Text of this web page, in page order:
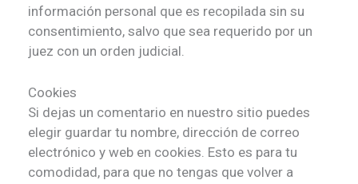
información personal que es recopilada sin su
consentimiento, salvo que sea requerido por un
juez con un orden judicial.
Cookies
Si dejas un comentario en nuestro sitio puedes
elegir guardar tu nombre, dirección de correo
electrónico y web en cookies. Esto es para tu
comodidad, para que no tengas que volver a